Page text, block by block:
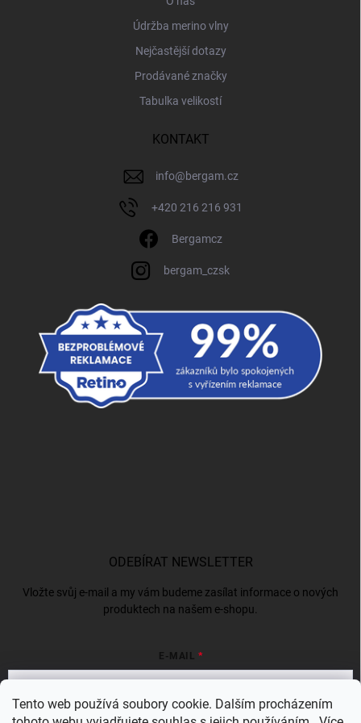
Tento web používá soubory cookie. Dalším procházením
Údržba merino vlny
Nejčastější dotazy
Prodávané značky
Tabulka velikostí
KONTAKT
info@bergam.cz
+420 216 216 931
Bergamcz
bergam_czsk
ODEBÍRAT NEWSLETTER
Vložte svůj e-mail a my vám budeme zasílat informace o nových
produktech na našem e-shopu.
E-MAIL